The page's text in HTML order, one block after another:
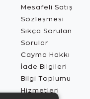
Mesafeli Satış
Sözleşmesi
Sıkça Sorulan
Sorular
Cayma Hakkı
İade Bilgileri
Bilgi Toplumu
Hizmetleri